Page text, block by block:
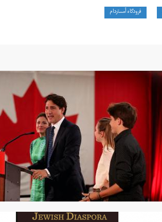
فرودگاه آمستردام